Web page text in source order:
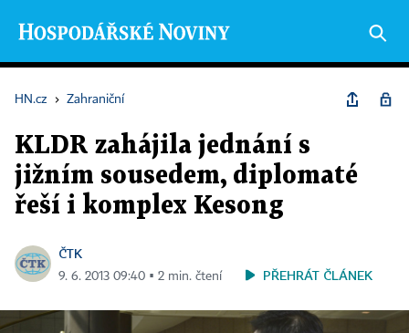
HN.cz › Zahraniční
KLDR zahájila jednání s
jižním sousedem, diplomaté
řeší i komplex Kesong
ČTK
9. 6. 2013 09:40 ▪ 2 min. čtení PŘEHRÁT ČLÁNEK